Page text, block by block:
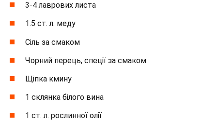
3-4 лаврових листа
1.5 ст. л. меду
Сіль за смаком
Чорний перець, спеції за смаком
Щіпка кмину
1 склянка білого вина
1 ст. л. рослинної олії